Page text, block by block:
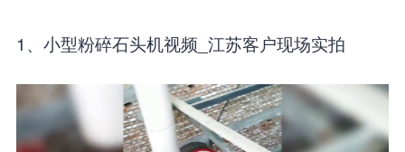
1、小型粉碎石头机视频_江苏客户现场实拍